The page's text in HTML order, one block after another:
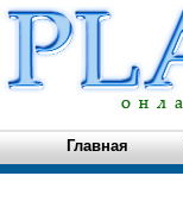
Главная